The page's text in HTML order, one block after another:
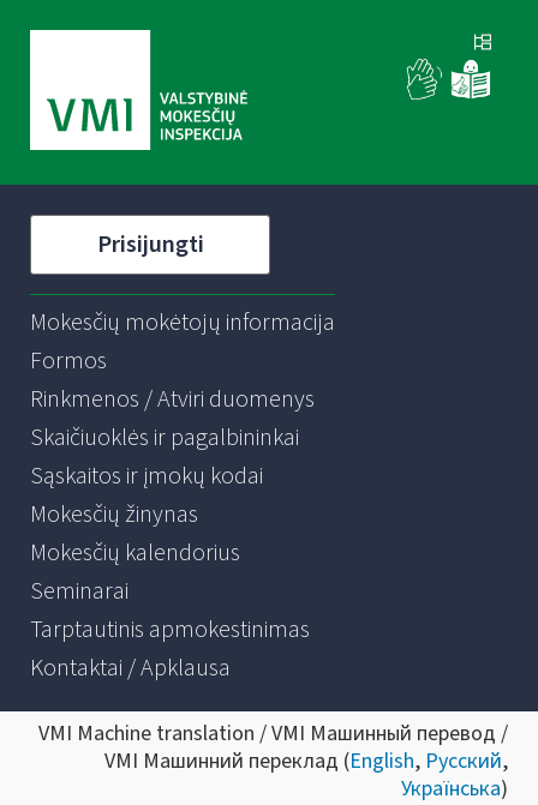
Prisijungti
Mokesčių mokėtojų informacija
Formos
Rinkmenos / Atviri duomenys
Skaičiuoklės ir pagalbininkai
Sąskaitos ir įmokų kodai
Mokesčių žinynas
Mokesčių kalendorius
Seminarai
Tarptautinis apmokestinimas
Kontaktai / Apklausa
VMI Machine translation / VMI Машинный перевод /
VMI Машинний переклад (English, Русский,
Українська)